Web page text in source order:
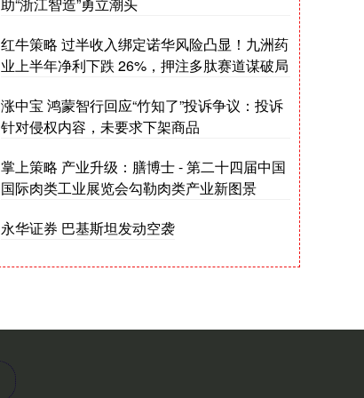
红牛策略 过半收入绑定诺华风险凸显！九洲药
业上半年净利下跌 26%，押注多肽赛道谋破局
涨中宝 鸿蒙智行回应“竹知了”投诉争议：投诉
针对侵权内容，未要求下架商品
掌上策略 产业升级：膳博士 - 第二十四届中国
国际肉类工业展览会勾勒肉类产业新图景
永华证券 巴基斯坦发动空袭